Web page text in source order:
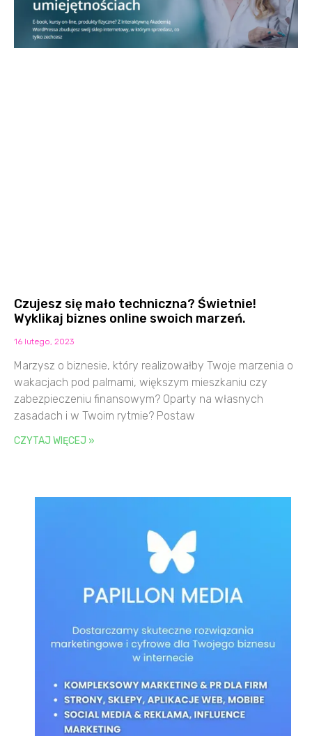
Czujesz się mało techniczna? Świetnie!
Wyklikaj biznes online swoich marzeń.
16 lutego, 2023
Marzysz o biznesie, który realizowałby Twoje marzenia o
wakacjach pod palmami, większym mieszkaniu czy
zabezpieczeniu finansowym? Oparty na własnych
zasadach i w Twoim rytmie? Postaw
CZYTAJ WIĘCEJ »